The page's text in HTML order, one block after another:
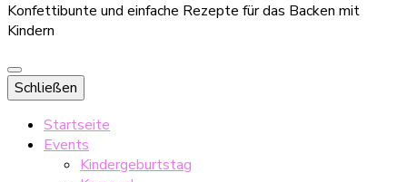
Konfettibunte und einfache Rezepte für das Backen mit
Kindern
Schließen
Startseite
Events
Kindergeburtstag